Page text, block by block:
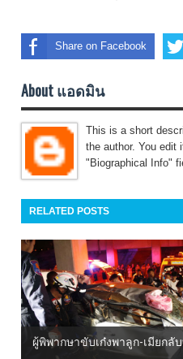
Share on Facebook
About แอดมิน
This is a short
the author. You edit
"Biographical Info"
RELATED POSTS
ผู้พิพากษาขับเก๋งพาลูก-เมียกลับบ้